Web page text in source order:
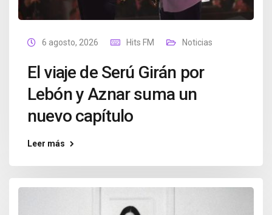
6 agosto, 2026 Hits FM Noticias
El viaje de Serú Girán por
Lebón y Aznar suma un
nuevo capítulo
Leer más